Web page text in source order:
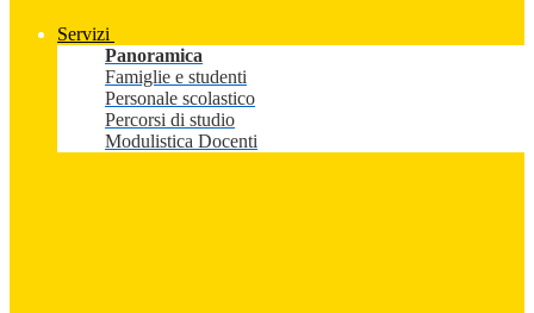
Servizi
Panoramica
Famiglie e studenti
Personale scolastico
Percorsi di studio
Modulistica Docenti